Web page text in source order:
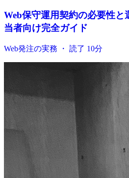
Web保守運用契約の必要性と
当者向け完全ガイド
Web発注の実務 ・ 読了 10分